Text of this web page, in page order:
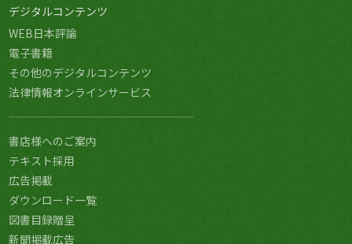
デジタルコンテンツ
WEB日本評論
電子書籍
その他のデジタルコンテンツ
法律情報オンラインサービス
書店様へのご案内
テキスト採用
広告掲載
ダウンロード一覧
図書目録贈呈
新聞掲載広告